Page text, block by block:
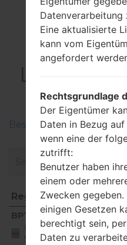
Beschreiben Sie die
Region Dateiname
Region
Dateiname
BPT
United
States
Datenverarbeitung
Eine aktualisierte
kann vom
angefordert
Rechtsgrundlage
Der Eigentümer
Daten in Bezug
wenn eine der
zutrifft:
Benutzer haben
einem oder
Zwecken
einigen Gesetzen
berechtigt sein,
Daten zu